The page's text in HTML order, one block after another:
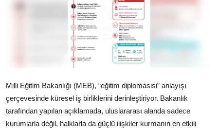
Teknoloji
Sağlık
SON DAKİKA
Milli Eğitim Bakanlığı (MEB), “eğitim diplomasisi” anlayışı
çerçevesinde küresel iş birliklerini derinleştiriyor. Bakanlık
tarafından yapılan açıklamada, uluslararası alanda sadece
kurumlarla değil, halklarla da güçlü ilişkiler kurmanın en etkili